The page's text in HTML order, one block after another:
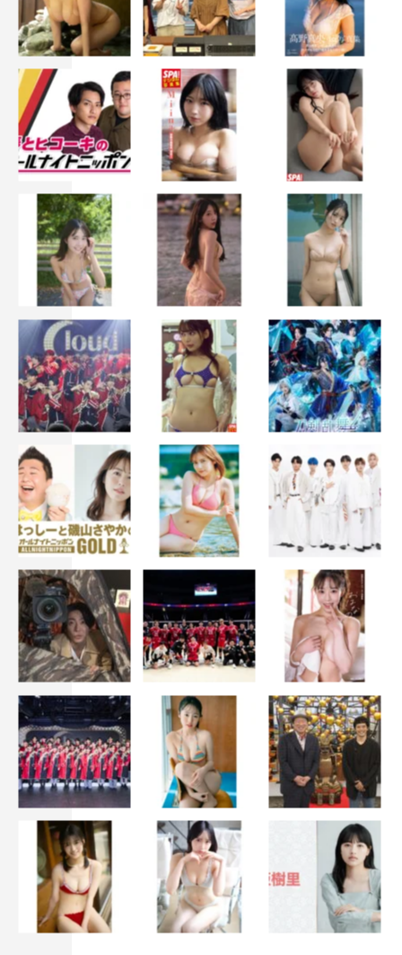
いアイデアが生まれ、世界で共有されるようになるのが、
このドラマに関わった私の願いです。
又吉直樹（ナビゲーター）コメント
又吉直樹
物語を通して、「ビルド・バック・ベター」（より良い復
興）という言葉を学び直すことができました。幾度となく
災害を乗り越えてきた日本の経験が、世界中の被災した国
や地域の復興に、耐震構造の技術協力、インフラの整備と
いう形で生かされています。防災意識が社会全体に浸透す
るよう、私も学び続けたいと思います。
番組情報
BSよしもと開局1周年記念ドラマ『ファーストステップ2